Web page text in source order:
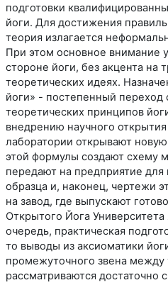
подготовки
йоги. Для достижения
теория излагается
При этом основное внимание
стороне йоги, без акцента на
теоретических идеях.
йоги» - постепенный переход
теоретических принципов
внедрению научного
лаборатории открывают
этой формулы создают схему
передают на предприятие для
образца и, наконец, чертежи
на завод, где выпускают
Открытого Йога
очередь, практическая
то выводы из аксиоматики
промежуточного звена между
рассматриваются достаточно